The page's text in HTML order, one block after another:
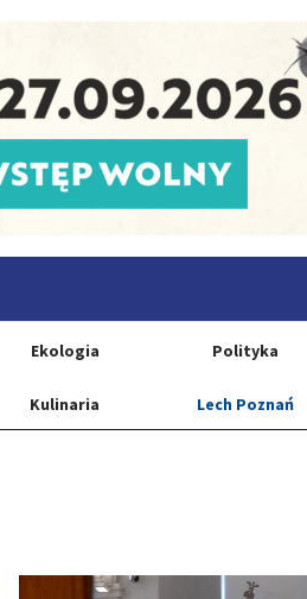
Ekologia Polityka
Kulinaria Lech Poznań